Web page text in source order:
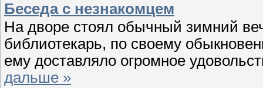
Беседа с незнакомцем
На дворе стоял обычный зимний
библиотекарь, по своему
ему доставляло огромное
дальше »